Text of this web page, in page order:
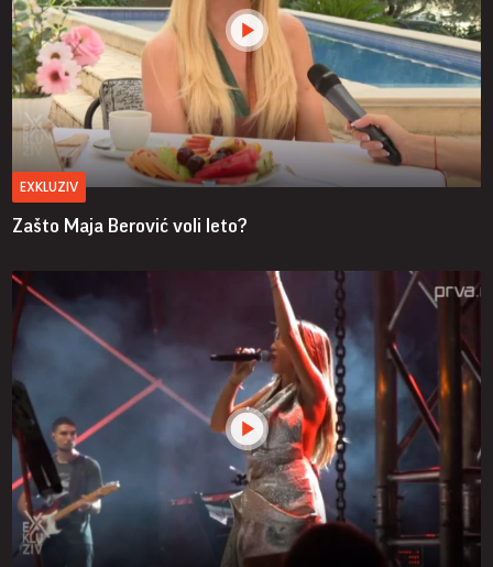
EXKLUZIV
Zašto Maja Berović voli leto?